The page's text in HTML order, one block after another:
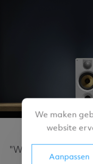
"Where words fail,
We maken
website
Aanpassen